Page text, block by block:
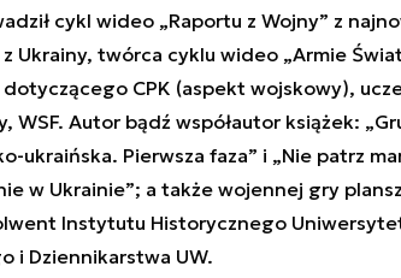
cykl wideo „Raportu z Wojny” z
Ukrainy, twórca cyklu wideo „Armie
CPK (aspekt wojskowy),
WSF. Autor bądź współautor książek:
ukraińska. Pierwsza faza” i „Nie patrz
w Ukrainie”; a także wojennej gry
Instytutu Historycznego
i Dziennikarstwa UW.